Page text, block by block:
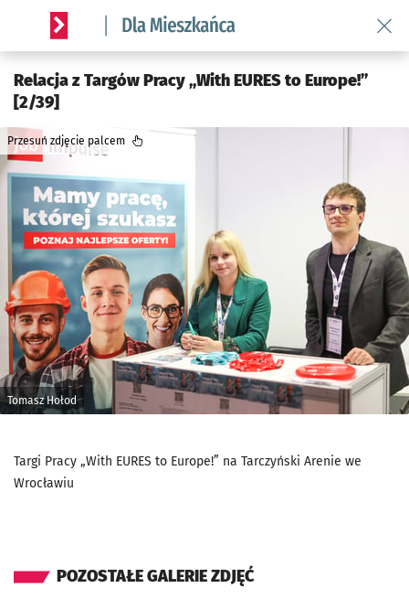
Serwis informacyjny wroclaw.pl podserwis: Dla mieszkańca
Relacja z Targów Pracy „With EURES to Europe!”
[2/39]
Tomasz Hołod
Przesuń zdjęcie palcem
Targi Pracy „With EURES to Europe!” na Tarczyński Arenie we
Wrocławiu
POZOSTAŁE GALERIE ZDJĘĆ